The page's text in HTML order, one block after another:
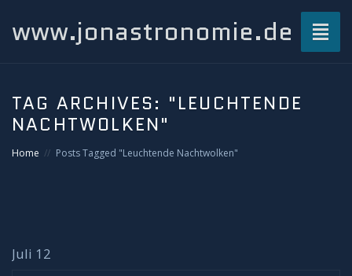
www.jonastronomie.de
Beiträge
Gewitterblitze
TAG ARCHIVES: "LEUCHTENDE
NACHTWOLKEN"
Home Posts Tagged "Leuchtende Nachtwolken"
Juli 12